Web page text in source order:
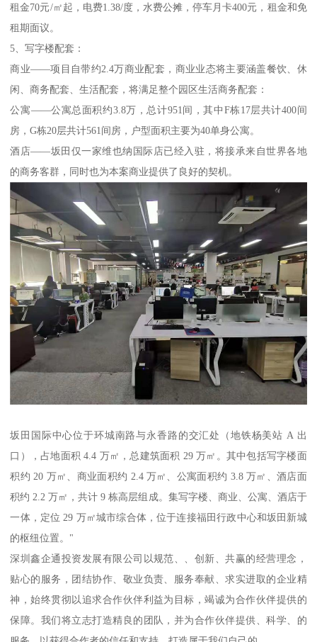
租金70元/㎡起，电费1.38/度，水费公摊，停车月卡400元，租金和免
租期面议。
5、写字楼配套：
商业——项目自带约2.4万商业配套，商业业态将主要涵盖餐饮、休
闲、商务配套、生活配套，将满足整个园区生活商务配套：
公寓——公寓总面积约3.8万，总计951间，其中F栋17层共计400间
房，G栋20层共计561间房，户型面积主要为40单身公寓。
酒店——坂田仅一家维也纳国际店已经入驻，将接承来自世界各地
的商务客群，同时也为本案商业提供了良好的契机。
坂田国际中心位于环城南路与永香路的交汇处（地铁杨美站 A 出
口），占地面积 4.4 万㎡，总建筑面积 29 万㎡。其中包括写字楼面
积约 20 万㎡、商业面积约 2.4 万㎡、公寓面积约 3.8 万㎡、酒店面
积约 2.2 万㎡，共计 9 栋高层组成。集写字楼、商业、公寓、酒店于
一体，定位 29 万㎡城市综合体，位于连接福田行政中心和坂田新城
的枢纽位置。"
深圳鑫企通投资发展有限公司以规范、、创新、共赢的经营理念，
贴心的服务，团结协作、敬业负责、服务奉献、求实进取的企业精
神，始终贯彻以追求合作伙伴利益为目标，竭诚为合作伙伴提供的
保障。我们将立志打造精良的团队，并为合作伙伴提供、科学、的